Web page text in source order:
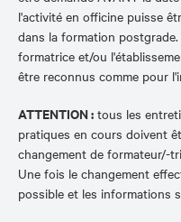
l'activité en officine puisse
dans la formation
formatrice et/ou
être reconnus comme pour
ATTENTION : tous les
pratiques en cours doivent
changement de formateur/-
Une fois le changement
possible et les informations